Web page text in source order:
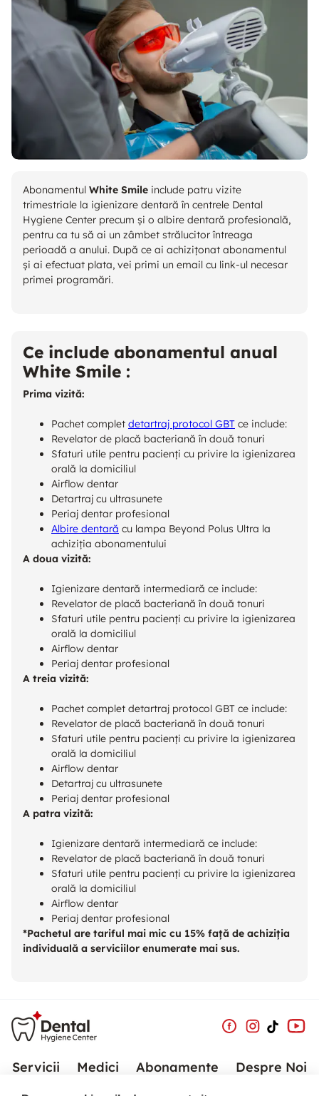
Abonamentul White Smile include patru vizite
trimestriale la igienizare dentară în centrele Dental
Hygiene Center precum și o albire dentară profesională,
pentru ca tu să ai un zâmbet strălucitor întreaga
perioadă a anului. După ce ai achizițonat abonamentul
și ai efectuat plata, vei primi un email cu link-ul necesar
primei programări.
Ce include abonamentul anual
White Smile :
Prima vizită:
Pachet complet detartraj protocol GBT ce include:
Revelator de placă bacteriană în două tonuri
Sfaturi utile pentru pacienți cu privire la igienizarea
orală la domiciliul
Airflow dentar
Detartraj cu ultrasunete
Periaj dentar profesional
Albire dentară cu lampa Beyond Polus Ultra la
achiziția abonamentului
A doua vizită:
Igienizare dentară intermediară ce include:
Revelator de placă bacteriană în două tonuri
Sfaturi utile pentru pacienți cu privire la igienizarea
orală la domiciliul
Airflow dentar
Periaj dentar profesional
A treia vizită:
Pachet complet detartraj protocol GBT ce include:
Revelator de placă bacteriană în două tonuri
Sfaturi utile pentru pacienți cu privire la igienizarea
orală la domiciliul
Airflow dentar
Detartraj cu ultrasunete
Periaj dentar profesional
A patra vizită:
Igienizare dentară intermediară ce include:
Revelator de placă bacteriană în două tonuri
Sfaturi utile pentru pacienți cu privire la igienizarea
orală la domiciliul
Airflow dentar
Periaj dentar profesional
*Pachetul are tariful mai mic cu 15% față de achiziția
individuală a serviciilor enumerate mai sus.
Servicii Medici Abonamente Despre Noi